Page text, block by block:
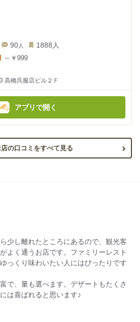
90人 1888人
～￥999
高橋呉服店ビル２Ｆ
アプリで開く
の口コミをすべて見る
少し離れたところにあるので、観光客
よく通うお店です。ファミリーレスト
っくり味わいたい人にはぴったりです
で、量も選べます。デザートもたくさ
は喜ばれると思います♪